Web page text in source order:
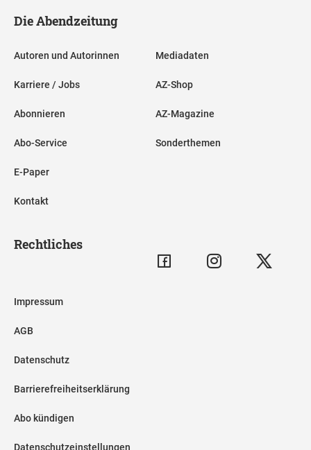
Die Abendzeitung
Autoren und Autorinnen
Karriere / Jobs
Abonnieren
Abo-Service
E-Paper
Kontakt
Mediadaten
AZ-Shop
AZ-Magazine
Sonderthemen
Rechtliches
Impressum
AGB
Datenschutz
Barrierefreiheitserklärung
Abo kündigen
Datenschutzeinstellungen